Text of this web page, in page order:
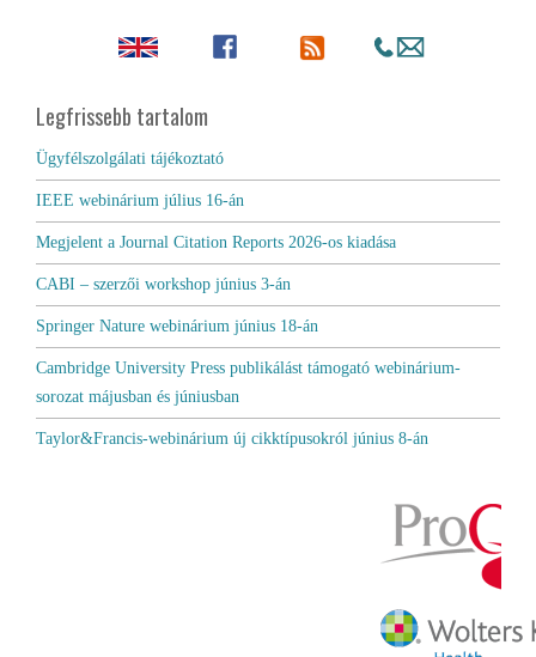
Legfrissebb tartalom
Ügyfélszolgálati tájékoztató
IEEE webinárium július 16-án
Megjelent a Journal Citation Reports 2026-os kiadása
CABI – szerzői workshop június 3-án
Springer Nature webinárium június 18-án
Cambridge University Press publikálást támogató webinárium-
sorozat májusban és júniusban
Taylor&Francis-webinárium új cikktípusokról június 8-án